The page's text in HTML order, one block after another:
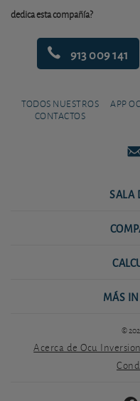
dedica esta compañía?
913 009 141
TODOS NUESTROS
CONTACTOS
APP
SALA
MÁS
©
Acerca de Ocu